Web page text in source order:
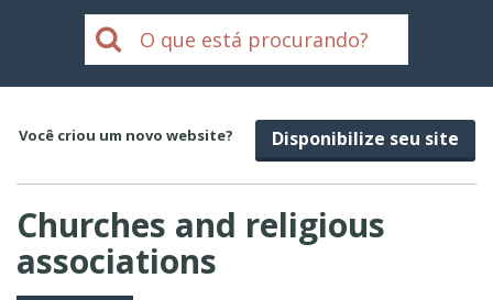
Você criou um novo website? Disponibilize seu site
Churches and religious
associations